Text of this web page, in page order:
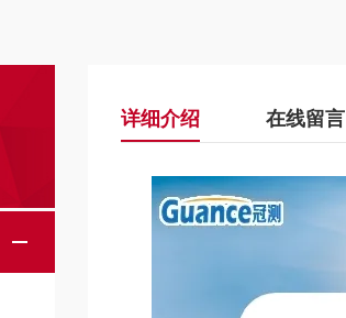
详细介绍 在线留言